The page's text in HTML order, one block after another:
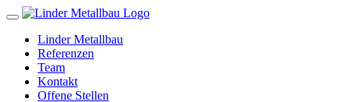
Toggle
navigationLinder Metallbau
Referenzen
Team
Kontakt
Offene Stellen